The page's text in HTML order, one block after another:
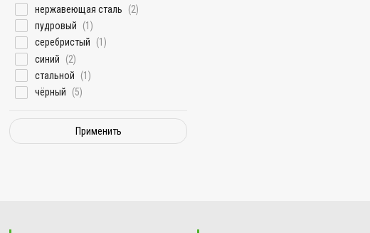
нержавеющая сталь
(2)
пудровый
(1)
серебристый
(1)
синий
(2)
стальной
(1)
чёрный
(5)
Применить